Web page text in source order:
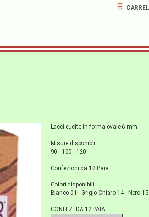
Lacci cucito in forma ovale 6 mm.
Misure disponibli:
90 - 100 - 120
Confezioni da 12 Paia.
Colori disponibili:
Bianco 01 - Grigio Chiaro 14 - Nero 15
CONFEZ. DA 12 PAIA.